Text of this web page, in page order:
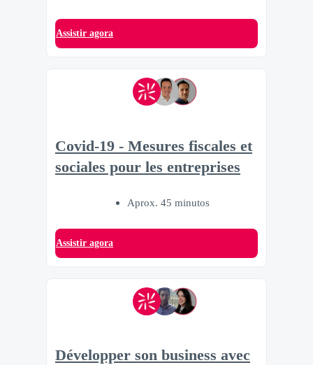
Assistir agora
Covid-19 - Mesures fiscales et
sociales pour les entreprises
Aprox. 45 minutos
Assistir agora
Développer son business avec